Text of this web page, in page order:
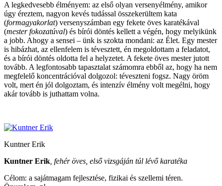
A legkedvesebb élményem: az első olyan versenyélmény, amikor
úgy éreztem, nagyon kevés tudással összekerültem kata
(formagyakorlat) versenyszámban egy fekete öves karatékával
(mester fokozatúval) és bírói döntés kellett a végén, hogy melyikünk
a jobb. Ahogy a sensei – ünk is szokta mondani: az Élet. Egy mester
is hibázhat, az ellenfelem is tévesztett, én megoldottam a feladatot,
és a bírói döntés oldotta fel a helyzetet. A fekete öves mester jutott
tovább. A legfontosabb tapasztalat számomra ebből az, hogy ha nem
megfelelő koncentrációval dolgozol: téveszteni fogsz. Nagy öröm
volt, mert én jól dolgoztam, és intenzív élmény volt megélni, hogy
akár tovább is juthattam volna.
Kuntner Erik
Kuntner Erik , fehér öves, első vizsgáján túl lévő karatéka
Célom: a sajátmagam fejlesztése, fizikai és szellemi téren.